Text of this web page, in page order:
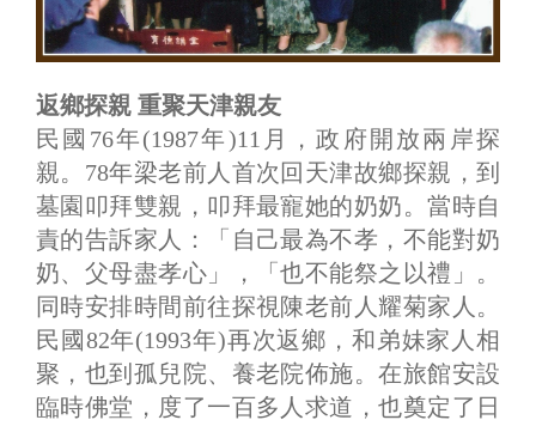
返鄉探親 重聚天津親友
民國76年(1987年)11月，政府開放兩岸探
親。78年梁老前人首次回天津故鄉探親，到
墓園叩拜雙親，叩拜最寵她的奶奶。當時自
責的告訴家人：「自己最為不孝，不能對奶
奶、父母盡孝心」，「也不能祭之以禮」。
同時安排時間前往探視陳老前人耀菊家人。
民國82年(1993年)再次返鄉，和弟妹家人相
聚，也到孤兒院、養老院佈施。在旅館安設
臨時佛堂，度了一百多人求道，也奠定了日